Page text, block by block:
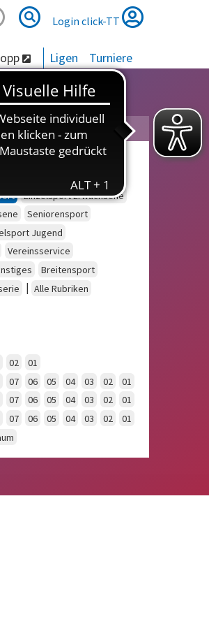
Suche
Suche
Login click-TT
Ligen Turniere
Einzelsport Erwachsene
Seniorensport
Jugend
Vereinsservice
Breitensport
| Alle Rubriken
02 01
07 06 05 04 03 02 01
07 06 05 04 03 02 01
07 06 05 04 03 02
01